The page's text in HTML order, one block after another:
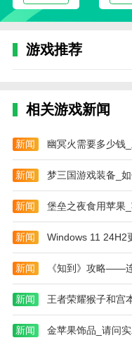
4、清理完成之后
买宠物。
放置。
7、另外，点击下
这里可以购买床、马
一系列物品供大家购
8、点击不动产板
提你选择布局。
9、在工作板块中
详细的设计需要，你
房间。
房产达人怎么买卖房子
一、怎么买房子
游戏推荐
相关游戏新闻
新闻
新闻 梦三国游戏装备_
新闻
新闻 Windows 11 24H2
新闻 《知到》攻略——
新闻
新闻 金苹果饰品_请问